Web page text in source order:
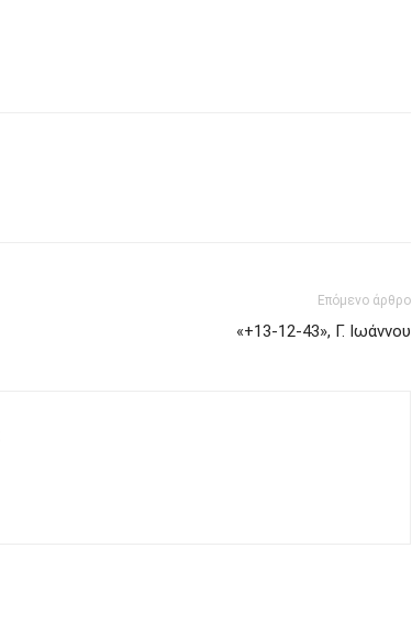
Επόμενο άρθρο
«+13-12-43», Γ. Ιωάννου